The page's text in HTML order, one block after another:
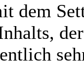
dem